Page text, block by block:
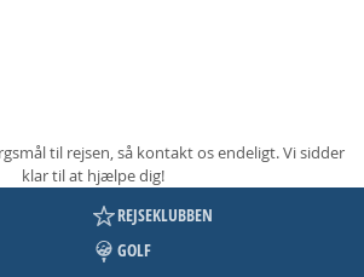
til rejsen, så kontakt os endeligt. Vi sidder
klar til at hjælpe dig!
REJSEKLUBBEN
GOLF